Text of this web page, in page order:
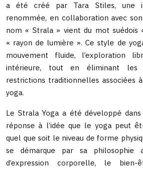
a été créé par Tara Stiles, une
renommée, en collaboration avec
nom « Strala » vient du mot suédois
« rayon de lumière ». Ce style de
mouvement fluide, l’exploration
intérieure, tout en éliminant
restrictions traditionnelles associées
yoga.
Le Strala Yoga a été développé
réponse à l’idée que le yoga peut
quel que soit le niveau de forme
se démarque par sa
d’expression corporelle, le